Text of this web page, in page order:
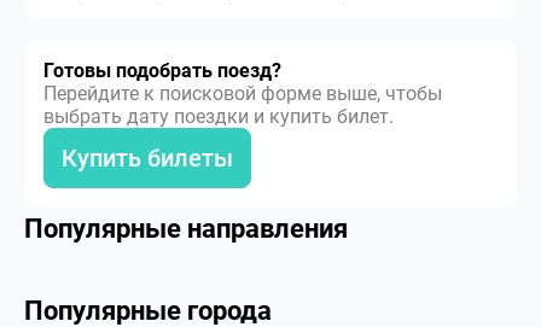
Готовы подобрать поезд?
Перейдите к поисковой форме выше, чтобы
выбрать дату поездки и купить билет.
Купить билеты
Популярные направления
Популярные города